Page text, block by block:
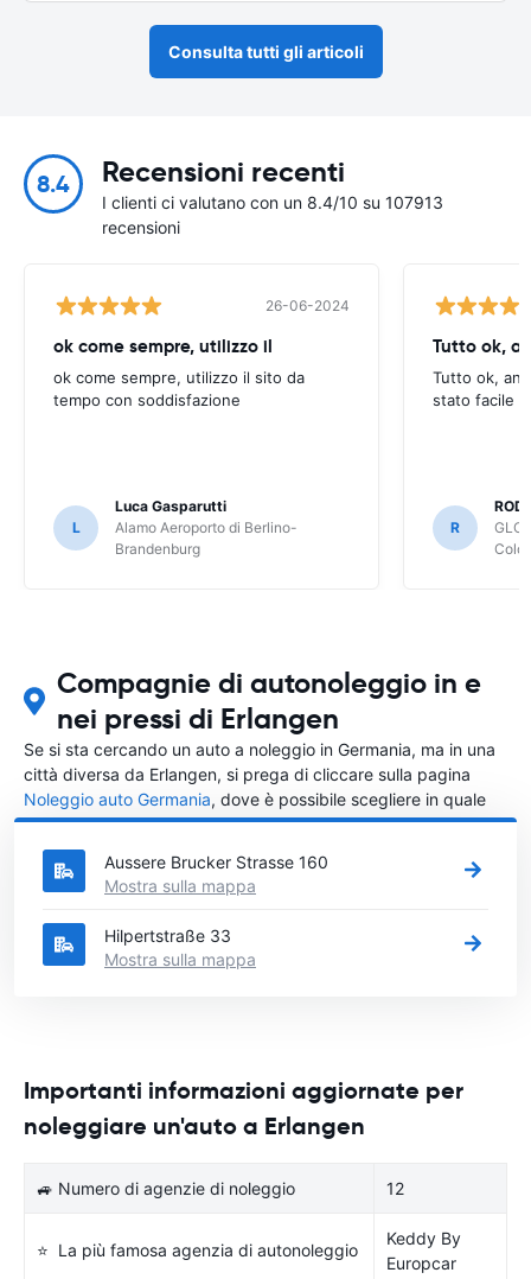
Consulta tutti gli articoli
8.4 Recensioni recenti
I clienti ci valutano con un 8.4/10 su 107913
recensioni
26-06-2024
ok come sempre, utilizzo il
ok come sempre, utilizzo il sito da
tempo con soddisfazione
L
Luca Gasparutti
Alamo Aeroporto di Berlino-
Brandenburg
Tutto ok,
Tutto ok,
stato facile
R
Compagnie di autonoleggio in e
nei pressi di Erlangen
Se si sta cercando un auto a noleggio in Germania, ma in una
città diversa da Erlangen, si prega di cliccare sulla pagina
Noleggio auto Germania, dove è possibile scegliere in quale
città in Germania si vuole noleggiare l'auto.
Aussere Brucker Strasse 160
Mostra sulla mappa
Hilpertstraße 33
Mostra sulla mappa
Importanti informazioni aggiornate per
noleggiare un'auto a Erlangen
🚙 Numero di agenzie di noleggio 12
⭐ La più famosa agenzia di autonoleggio
Keddy By
Europcar